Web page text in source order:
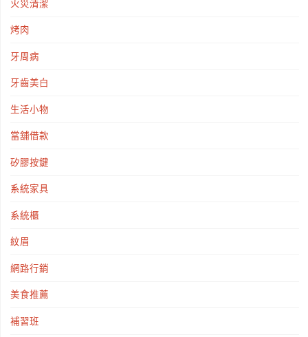
火災清潔
烤肉
牙周病
牙齒美白
生活小物
當舖借款
矽膠按鍵
系統家具
系統櫃
紋眉
網路行銷
美食推薦
補習班